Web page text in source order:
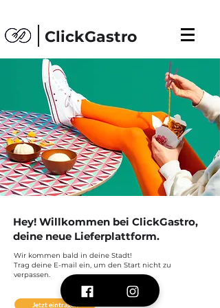
ClickGastro
Hey! Willkommen bei ClickGastro,
deine neue Lieferplattform.
Wir kommen bald in deine Stadt!
Trag deine E-mail ein, um den Start nicht zu
verpassen.
Jetzt eintragen